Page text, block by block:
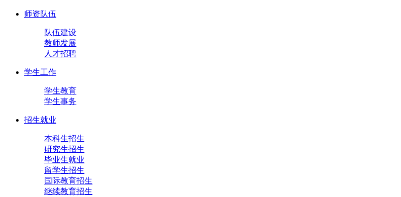
师资队伍
队伍建设
教师发展
人才招聘
学生工作
学生教育
学生事务
招生就业
本科生招生
研究生招生
毕业生就业
留学生招生
国际教育招生
继续教育招生